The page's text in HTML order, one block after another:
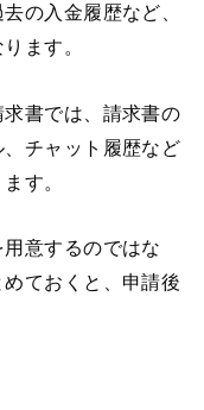
の入金履歴など、
ます。
書では、請求書の
チャット履歴など
す。
意するのではな
ておくと、申請後